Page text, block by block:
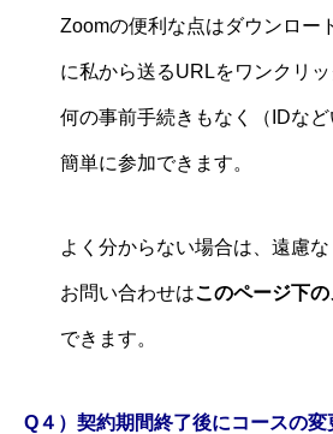
Zoomの便利な点はダウンロー
に私から送るURLをワンクリ
何の事前手続きもなく（IDな
簡単に参加できます。
よく分からない場合は、遠慮な
お問い合わせはこのページ下
できます。
Q４）契約期間終了後にコースの